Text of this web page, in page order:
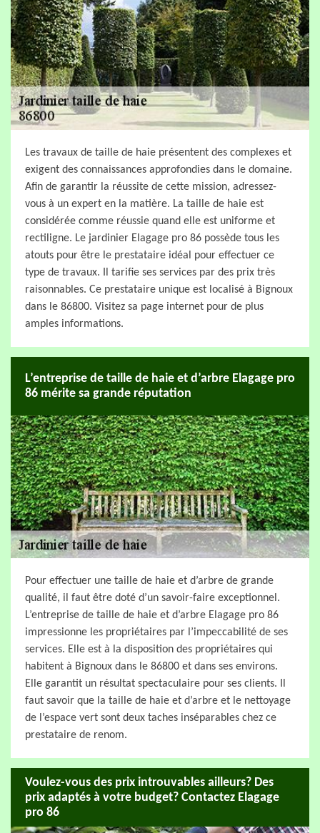
Les travaux de taille de haie présentent des complexes et
exigent des connaissances approfondies dans le domaine.
Afin de garantir la réussite de cette mission, adressez-
vous à un expert en la matière. La taille de haie est
considérée comme réussie quand elle est uniforme et
rectiligne. Le jardinier Elagage pro 86 possède tous les
atouts pour être le prestataire idéal pour effectuer ce
type de travaux. Il tarifie ses services par des prix très
raisonnables. Ce prestataire unique est localisé à Bignoux
dans le 86800. Visitez sa page internet pour de plus
amples informations.
L’entreprise de taille de haie et d’arbre Elagage pro
86 mérite sa grande réputation
Pour effectuer une taille de haie et d’arbre de grande
qualité, il faut être doté d’un savoir-faire exceptionnel.
L’entreprise de taille de haie et d’arbre Elagage pro 86
impressionne les propriétaires par l’impeccabilité de ses
services. Elle est à la disposition des propriétaires qui
habitent à Bignoux dans le 86800 et dans ses environs.
Elle garantit un résultat spectaculaire pour ses clients. Il
faut savoir que la taille de haie et d’arbre et le nettoyage
de l’espace vert sont deux taches inséparables chez ce
prestataire de renom.
Voulez-vous des prix introuvables ailleurs? Des
prix adaptés à votre budget? Contactez Elagage
pro 86